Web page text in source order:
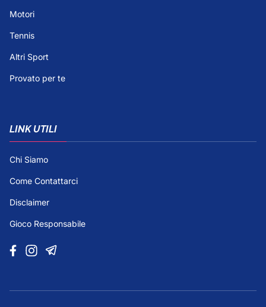
Motori
Tennis
Altri Sport
Provato per te
LINK UTILI
Chi Siamo
Come Contattarci
Disclaimer
Gioco Responsabile